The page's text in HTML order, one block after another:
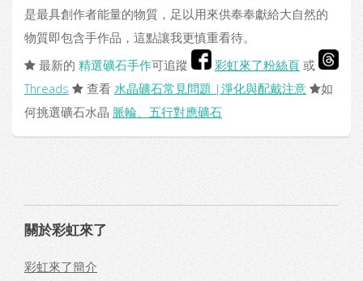
是最具創作者能量的物質，足以用來供奉奉獻給大自然的
物質即包含手作品，這點讓我更慎重看待。
最新的 精選礦石手作可追蹤 彩虹來了粉絲頁 或
Threads
查看 水晶礦石常見問題 |淨化與配戴注意
如
何挑選礦石水晶 脈輪、五行對應礦石
關於彩虹來了
彩虹來了簡介